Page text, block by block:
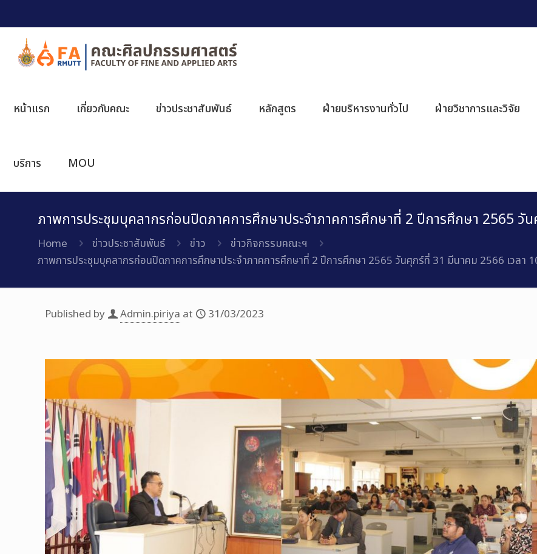
หน้าแรก เกี่ยวกับคณะ ข่าวประชาสัมพันธ์ หลักสูตร ฝ่ายบริหารงานทั่วไป ฝ่ายวิชาการและวิจัย
บริการ MOU
ภาพการประชุมบุคลากรก่อนปิดภาคการศึกษาประจำภาคการศึกษาที่ 2 ปีการศึกษา 2565 วั
Home ข่าวประชาสัมพันธ์ ข่าว
ข่าวกิจกรรมคณะฯ
ภาพการประชุมบุคลากรก่อนปิดภาคการศึกษาประจำภาคการศึกษาที่ 2 ปีการศึกษา 2565 วันศุกร์ที่ 31 มีนาคม 2566 เวลา
Published by Admin.piriya at 31/03/2023